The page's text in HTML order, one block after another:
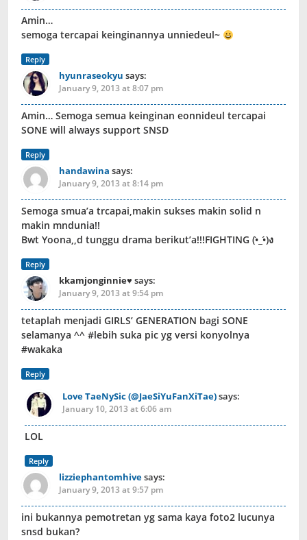
Amin…
semoga tercapai keinginannya unniedeul~
Reply
hyunraseokyu says:
January 9, 2013 at 8:07 pm
Amin… Semoga semua keinginan eonnideul tercapai
SONE will always support SNSD
Reply
handawina says:
January 9, 2013 at 8:14 pm
Semoga smua’a trcapai,makin sukses makin solid n
makin mndunia!!
Bwt Yoona,,d tunggu drama berikut’a!!!FIGHTING (•̀_•́)ง
Reply
kkamjonginnie♥ says:
January 9, 2013 at 9:54 pm
tetaplah menjadi GIRLS’ GENERATION bagi SONE
selamanya ^^ #lebih suka pic yg versi konyolnya
#wakaka
Reply
Love TaeNySic (@JaeSiYuFanXiTae)says:
January 10, 2013 at 6:06 am
LOL
Reply
lizziephantomhivesays:
January 9, 2013 at 9:57 pm
ini bukannya pemotretan yg sama kaya foto2 lucunya
snsd bukan?